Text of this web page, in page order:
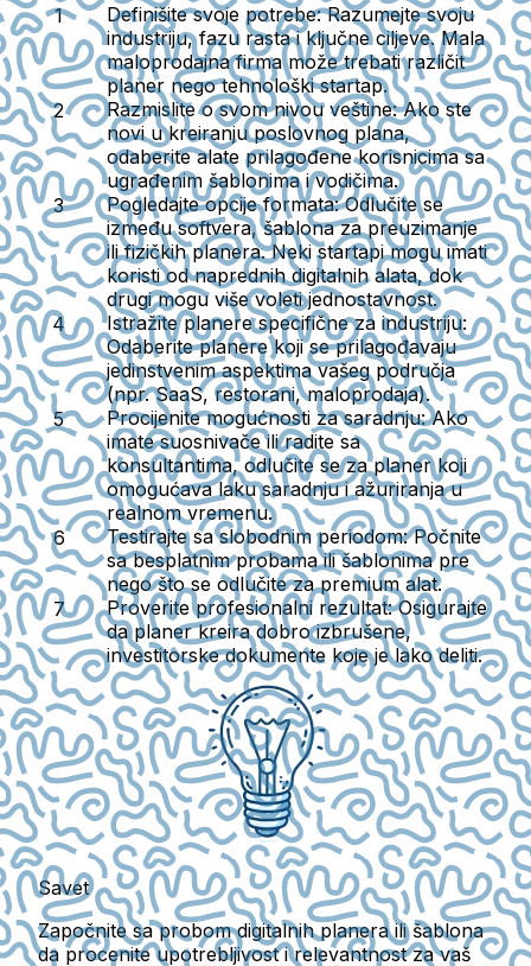
Definišite svoje potrebe:Razumejte svoju
industriju, fazu rasta i ključne ciljeve. Mala
maloprodajna firma može trebati različit
planer nego tehnološki startap.
Razmislite o svom nivou veštine:Ako ste
novi u kreiranju poslovnog plana,
odaberite alate prilagođene korisnicima sa
ugrađenim šablonima i vodičima.
Pogledajte opcije formata:Odlučite se
između softvera, šablona za preuzimanje
ili fizičkih planera. Neki startapi mogu imati
koristi od naprednih digitalnih alata, dok
drugi mogu više voleti jednostavnost.
Istražite planere specifične za industriju:
Odaberite planere koji se prilagođavaju
jedinstvenim aspektima vašeg područja
(npr. SaaS, restorani, maloprodaja).
Procijenite mogućnosti za saradnju:Ako
imate suosnivače ili radite sa
konsultantima, odlučite se za planer koji
omogućava laku saradnju i ažuriranja u
realnom vremenu.
Testirajte sa slobodnim periodom:Počnite
sa besplatnim probama ili šablonima pre
nego što se odlučite za premium alat.
Proverite profesionalni rezultat:Osigurajte
da planer kreira dobro izbrušene,
investitorske dokumente koje je lako deliti.
Savet
Započnite sa probom digitalnih planera ili šablona
da procenite upotrebljivost i relevantnost za vaš